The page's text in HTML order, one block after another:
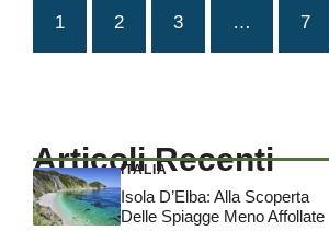
1 2 3 … 7
Articoli Recenti
ITALIA
Isola D’Elba: Alla Scoperta
Delle Spiagge Meno Affollate